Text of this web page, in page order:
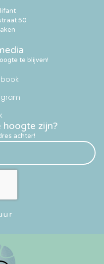
hoogte zijn?
achter!
te blijven!
50